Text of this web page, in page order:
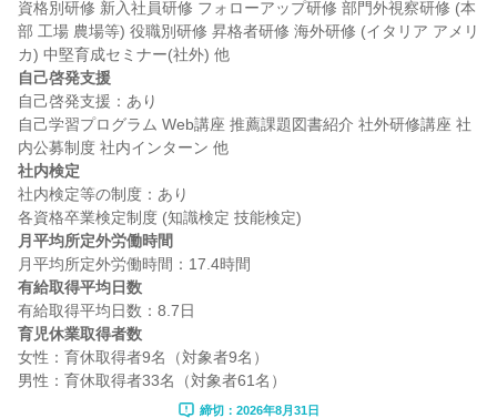
資格別研修 新入社員研修 フォローアップ研修 部門外視察研修 (本
部 工場 農場等) 役職別研修 昇格者研修 海外研修 (イタリア アメリ
自己啓発支援
自己啓発支援：あり
自己学習プログラム Web講座 推薦課題図書紹介 社外研修講座 社
社内検定
社内検定等の制度：あり
月平均所定外労働時間
有給取得平均日数
育児休業取得者数
女性：育休取得者9名（対象者9名）
締切：2026年8月31日